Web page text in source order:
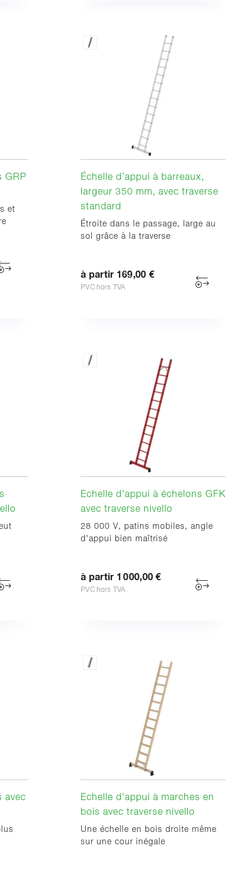
GRP
et
Échelle d’appui à barreaux,
largeur 350 mm, avec traverse
standard
Étroite dans le passage, large au
sol grâce à la traverse
à partir 169,00 €
PVC hors TVA
Echelle d'appui à échelons GFK
avec traverse nivello
28 000 V, patins mobiles, angle
d'appui bien maîtrisé
à partir 1 000,00 €
PVC hors TVA
avec
Echelle d'appui à marches en
bois avec traverse nivello
Une échelle en bois droite même
sur une cour inégale